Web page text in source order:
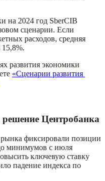
на 2024 год SberCIB
сценарии. Если
расходов, средняя
15,8%.
развития экономики
«Сценарии развития
Центробанка
фиксировали позиции
минимумов с июля
ключевую ставку
падение индекса по